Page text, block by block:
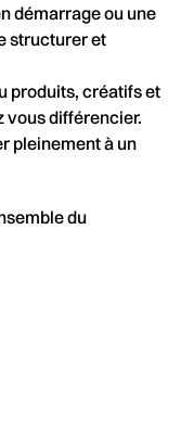
démarrage ou une
structurer et
produits, créatifs et
vous différencier.
pleinement à un
du